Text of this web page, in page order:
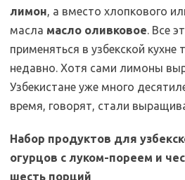
лимон, а вместо хлопкового
масла масло оливковое. Все
применяться в узбекской кухне
недавно. Хотя сами лимоны
Узбекистане уже много
время, говорят, стали
Набор продуктов для
огурцов с луком-пореем и
шесть порций